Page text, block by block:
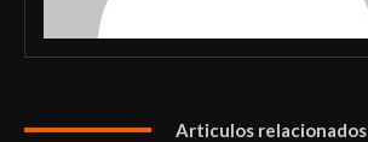
Articulos relacionados